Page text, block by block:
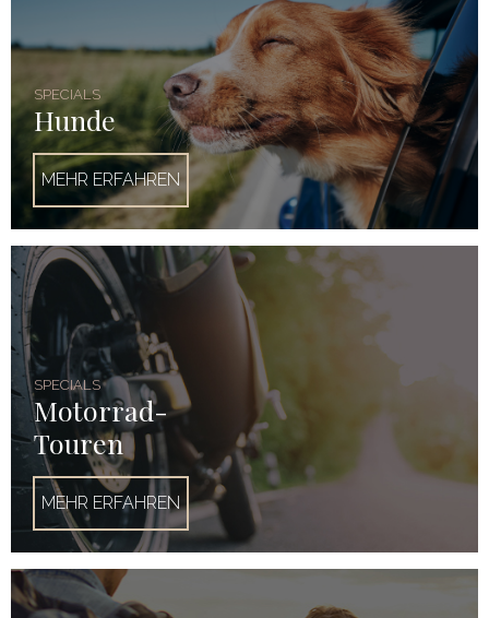
SPECIALS
Hunde
MEHR ERFAHREN
SPECIALS
Motorrad-
Touren
MEHR ERFAHREN